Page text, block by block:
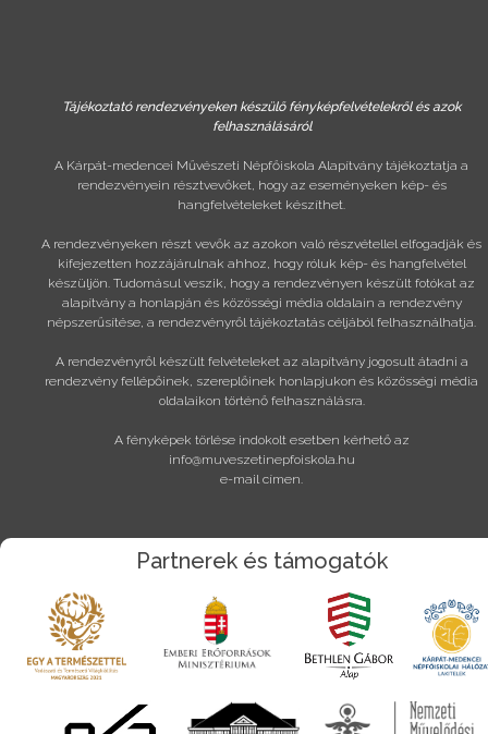
Tájékoztató rendezvényeken készülő fényképfelvételekről és azok
felhasználásáról
A Kárpát-medencei Művészeti Népfőiskola Alapítvány tájékoztatja a
rendezvényein résztvevőket, hogy az eseményeken kép- és
hangfelvételeket készíthet.
A rendezvényeken részt vevők az azokon való részvétellel elfogadják és
kifejezetten hozzájárulnak ahhoz, hogy róluk kép- és hangfelvétel
készüljön. Tudomásul veszik, hogy a rendezvényen készült fotókat az
alapítvány a honlapján és közösségi média oldalain a rendezvény
népszerűsítése, a rendezvényről tájékoztatás céljából felhasználhatja.
A rendezvényről készült felvételeket az alapítvány jogosult átadni a
rendezvény fellépőinek, szereplőinek honlapjukon és közösségi média
oldalaikon történő felhasználásra.
A fényképek törlése indokolt esetben kérhető az
info@muveszetinepfoiskola.hu
e-mail címen.
Partnerek és támogatók